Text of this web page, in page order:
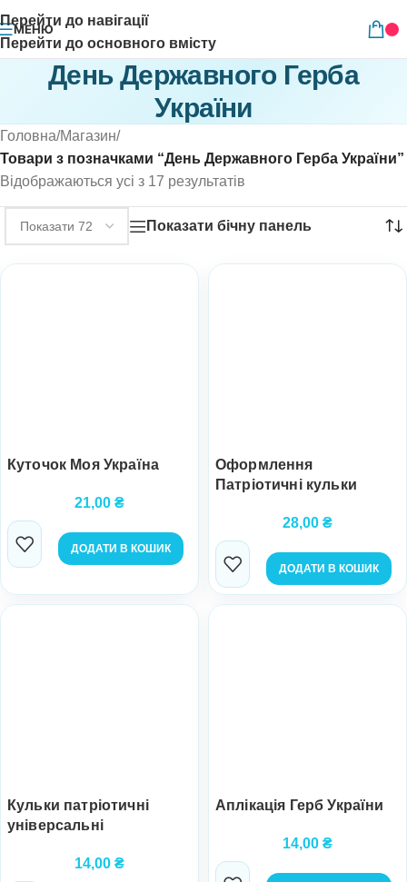
Перейти до навігації
Перейти до основного вмісту
МЕНЮ
День Державного Герба
України
Головна/Магазин/
Товари з позначками “День Державного Герба України”
Відображаються усі з 17 результатів
Показати бічну панель
Куточок Моя Україна
21,00 ₴
ДОДАТИ В КОШИК
Оформлення
Патріотичні кульки
28,00 ₴
ДОДАТИ В КОШИК
Кульки патріотичні
універсальні
14,00 ₴
Аплікація Герб України
14,00 ₴